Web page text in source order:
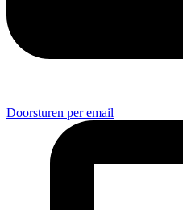
Doorsturen per email